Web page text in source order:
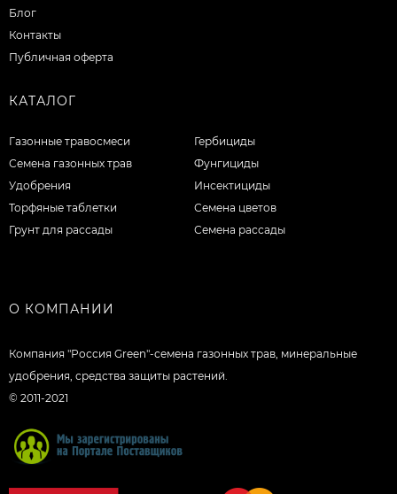
Блог
Контакты
Публичная оферта
КАТАЛОГ
Газонные травосмеси
Семена газонных трав
Удобрения
Торфяные таблетки
Грунт для рассады
Гербициды
Фунгициды
Инсектициды
Семена цветов
Семена рассады
О КОМПАНИИ
Компания "Россия Green"-семена газонных трав, минеральные
удобрения, средства защиты растений.
© 2011-2021